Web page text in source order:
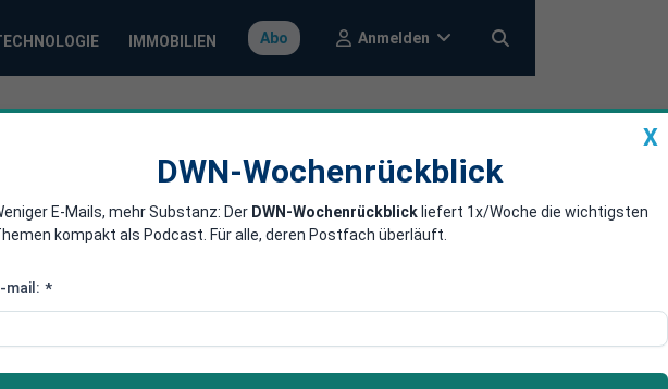
IMMOBILIEN Abo Anmelden
ordnet
in der Sicherheitspolitik der USA und
Rückzug eröffnet eine
X
DWN-Wochenrückblick
E-Mails, mehr Substanz: Der DWN-Wochenrückblick liefert 1x/Woche die wichtigsten
kompakt als Podcast. Für alle, deren Postfach überläuft.
mail: *